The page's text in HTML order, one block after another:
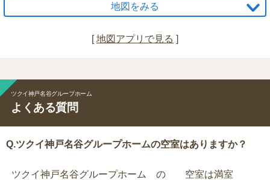
地図をみる
[地図アプリで見る ]
ツクイ神戸名谷グループホーム
よくある質問
Q.ツクイ神戸名谷グループホームの空室はありますか？
ツクイ神戸名谷グループホーム の 空室は満室